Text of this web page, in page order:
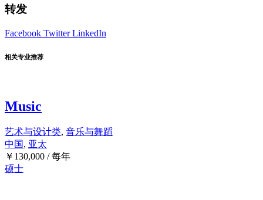
转发
Facebook TwitterLinkedIn
相关专业推荐
Music
艺术与设计类, 音乐与舞蹈
中国, 亚太
￥ 130,000 / 每年
硕士